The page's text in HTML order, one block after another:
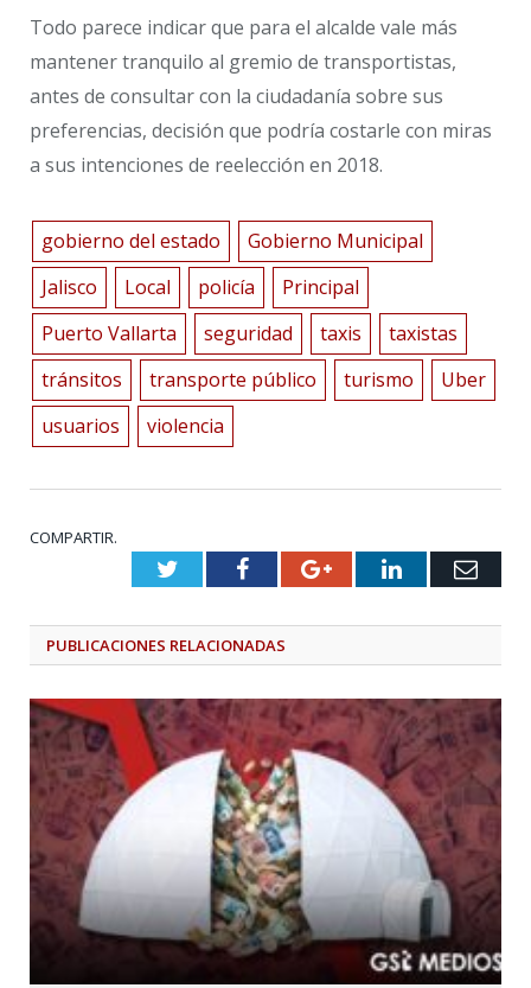
Todo parece indicar que para el alcalde vale más
mantener tranquilo al gremio de transportistas,
antes de consultar con la ciudadanía sobre sus
preferencias, decisión que podría costarle con miras
a sus intenciones de reelección en 2018.
gobierno del estado
Gobierno Municipal
Jalisco
Local policía
Principal
Puerto Vallarta
seguridad taxis
taxistas
tránsitos
transporte público turismo
Uber
usuarios
violencia
COMPARTIR.
TwitterFacebookGoogle+LinkedIn
PUBLICACIONES RELACIONADAS